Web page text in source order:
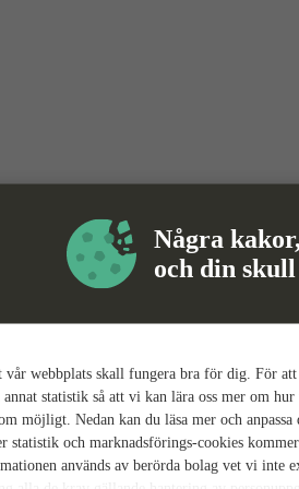
Några
och din skull
webbplats skall fungera bra för dig. För
statistik så att vi kan lära oss mer om
möjligt. Nedan kan du läsa mer och
statistik och marknadsförings-cookies
används av berörda bolag vet vi